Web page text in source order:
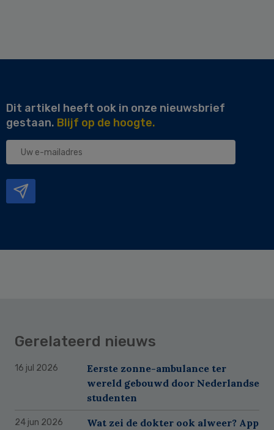
Dit artikel heeft ook in onze nieuwsbrief
gestaan. Blijf op de hoogte.
Uw
Gerelateerd nieuws
16 jul 2026
Eerste zonne-ambulance ter
wereld gebouwd door Nederlandse
studenten
24 jun 2026
Wat zei de dokter ook alweer? App